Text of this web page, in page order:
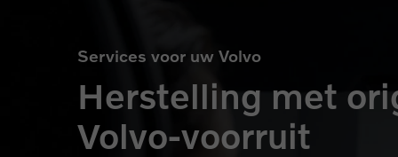
Services voor uw Volvo
Herstelling met
Volvo-voorruit